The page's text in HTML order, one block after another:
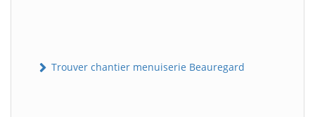
Trouver chantier menuiserie Beauregard